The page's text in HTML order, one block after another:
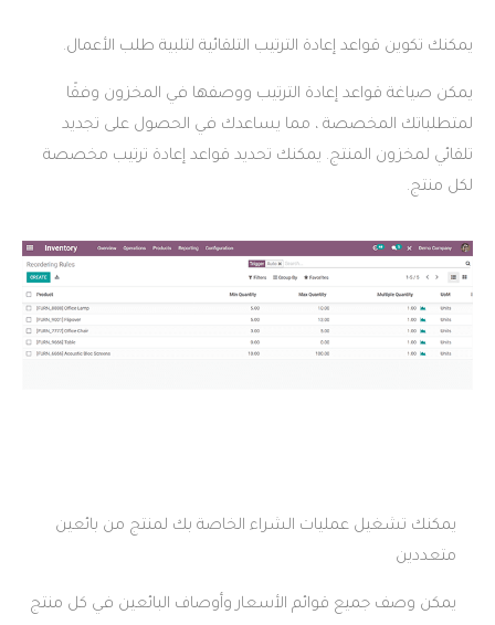
الترتيب التلقائية لتلبية طلب الأعمال.
الترتيب ووصفها في المخزون وفقًا
، مما يساعدك في الحصول على تجديد
يمكنك تحديد قواعد إعادة ترتيب مخصصة
الشراء الخاصة بك لمنتج من بائعين
الأسعار وأوصاف البائعين في كل منتج